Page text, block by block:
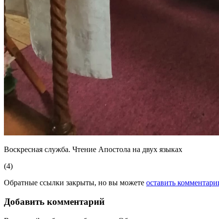
Воскресная служба. Чтение Апостола на двух языках
(4)
Обратные ссылки закрыты, но вы можете оставить
Добавить комментарий